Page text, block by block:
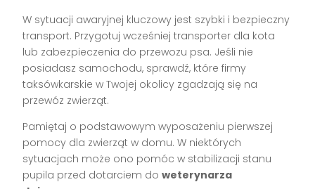
W sytuacji awaryjnej kluczowy jest szybki i bezpieczny
transport. Przygotuj wcześniej transporter dla kota
lub zabezpieczenia do przewozu psa. Jeśli nie
posiadasz samochodu, sprawdź, które firmy
taksówkarskie w Twojej okolicy zgadzają się na
przewóz zwierząt.
Pamiętaj o podstawowym wyposażeniu pierwszej
pomocy dla zwierząt w domu. W niektórych
sytuacjach może ono pomóc w stabilizacji stanu
pupila przed dotarciem doweterynarza